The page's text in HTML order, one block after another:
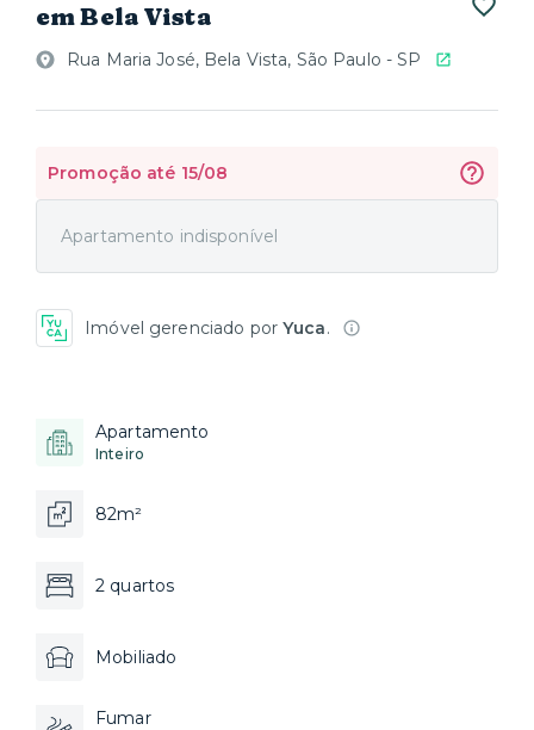
em Bela Vista
Rua Maria José, Bela Vista, São Paulo - SP
Promoção até 15/08
Apartamento indisponível
Imóvel gerenciado porYuca.
Apartamento
Inteiro
82m²
2 quartos
Mobiliado
Fumar